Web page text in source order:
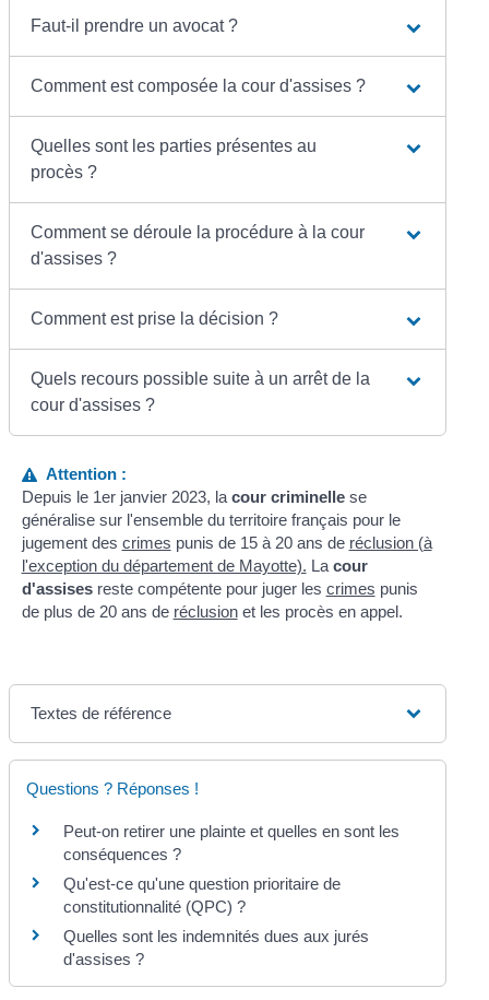
Faut-il prendre un avocat ?
Comment est composée la cour d'assises ?
Quelles sont les parties présentes au
procès ?
Comment se déroule la procédure à la cour
d'assises ?
Comment est prise la décision ?
Quels recours possible suite à un arrêt de la
cour d'assises ?
Attention :
Depuis le 1erjanvier 2023, la cour criminellese
généralise sur l'ensemble du territoire français pour le
jugement des crimes punis de 15 à 20 ans de réclusion (à
l'exception du département de Mayotte). La cour
d'assisesreste compétente pour juger les crimes punis
de plus de 20 ans de réclusionet les procès en appel.
Textes de référence
Questions ? Réponses !
Peut-on retirer une plainte et quelles en sont les
conséquences ?
Qu'est-ce qu'une question prioritaire de
constitutionnalité (QPC) ?
Quelles sont les indemnités dues aux jurés
d'assises ?